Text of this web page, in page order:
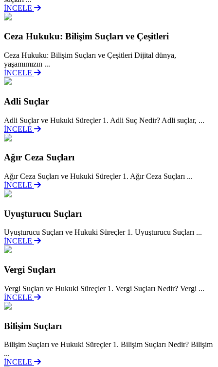
İNCELE
Ceza Hukuku: Bilişim Suçları ve Çeşitleri
Ceza Hukuku: Bilişim Suçları ve Çeşitleri Dijital dünya,
yaşamımızın ...
İNCELE
Adli Suçlar
Adli Suçlar ve Hukuki Süreçler 1. Adli Suç Nedir? Adli suçlar, ...
İNCELE
Ağır Ceza Suçları
Ağır Ceza Suçları ve Hukuki Süreçler 1. Ağır Ceza Suçları ...
İNCELE
Uyuşturucu Suçları
Uyuşturucu Suçları ve Hukuki Süreçler 1. Uyuşturucu Suçları ...
İNCELE
Vergi Suçları
Vergi Suçları ve Hukuki Süreçler 1. Vergi Suçları Nedir? Vergi ...
İNCELE
Bilişim Suçları
Bilişim Suçları ve Hukuki Süreçler 1. Bilişim Suçları Nedir? Bilişim
...
İNCELE